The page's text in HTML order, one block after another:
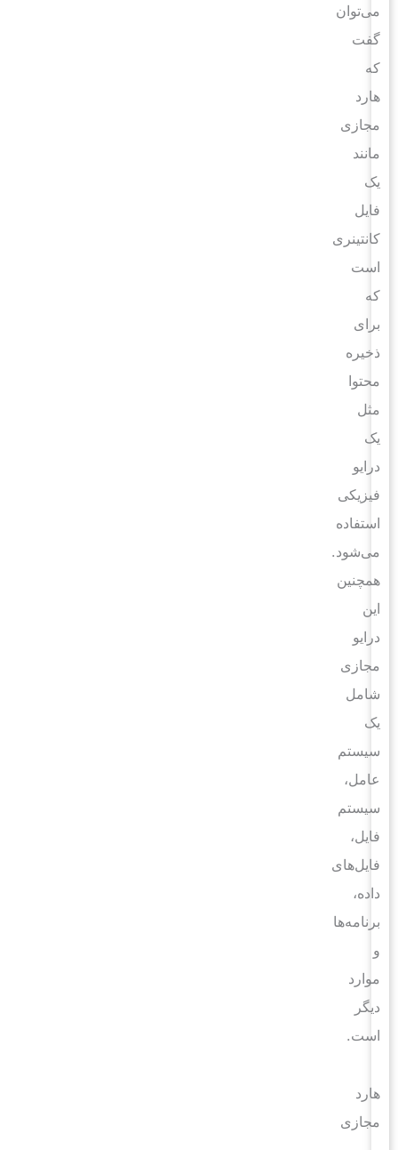
می‌توان
گفت
هارد
مجازی
مانند
فایل
کانتینری
است
برای
ذخیره
محتوا
مثل
درایو
فیزیکی
استفاده
می‌شود.
همچنین
درایو
مجازی
شامل
سیستم
عامل،
سیستم
فایل،
فایل‌های
داده،
برنامه‌ها
موارد
دیگر
است.
هارد
مجازی